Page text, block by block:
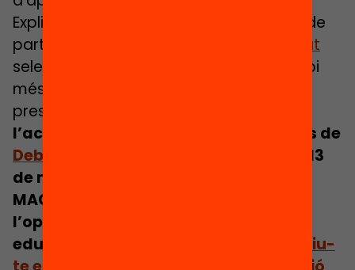
Explica’ns-ho! Un cop tancada fa fase de
participació (el 28 d’abril), el nostre
jurat
seleccionarà les 7 experiències que trobi
més interessants. Aquestes seran
presentades pels seus protagonistes a
l’acte de commemoració dels 10 anys de
Debats d’Educació
, que tindrà lloc el 13
de maig, a les 18 h, a l’Auditori del
MACBA de Barcelona. No et perdis
l’oportunitat de conèixer propostes
educatives i innovadores d’èxit!
Inscriu-